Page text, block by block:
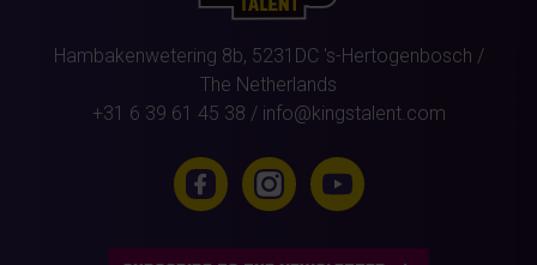
Hambakenwetering 8b, 5231DC 's-Hertogenbosch /
The Netherlands
+31 6 39 61 45 38 / info@kingstalent.com